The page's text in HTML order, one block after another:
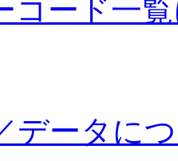
コード一
データに